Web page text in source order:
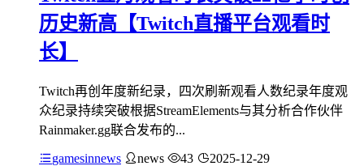
历史新高【Twitch直播平台观看时
长】
Twitch再创年度新纪录，四次刷新观看人数纪录年度观
众纪录持续突破根据StreamElements与其分析合作伙伴
Rainmaker.gg联合发布的...
gamesinnews news 43 2025-12-29